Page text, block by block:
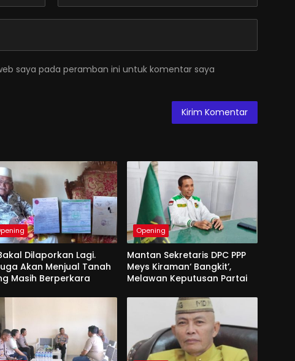
saya pada peramban ini untuk komentar saya
Dilaporkan Lagi.
Akan Menjual Tanah
Masih Berperkara
Opening
Mantan Sekretaris DPC PPP
Meys Kiraman‘ Bangkit’,
Melawan Keputusan Partai